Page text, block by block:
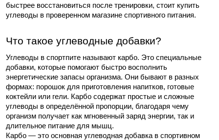
быстрее восстановиться после тренировки, стоит купить
углеводы в проверенном магазине спортивного питания.
Что такое углеводные добавки?
Углеводы в спортпите называют карбо. Это специальные
добавки, которые помогают быстро восполнить
энергетические запасы организма. Они бывают в разных
формах: порошок для приготовления напитков, готовые
коктейли или гели. Карбо содержат простые и сложные
углеводы в определённой пропорции, благодаря чему
организм получает как мгновенный заряд энергии, так и
длительное питание для мышц.
Карбо — это основная углеводная добавка в спортивном